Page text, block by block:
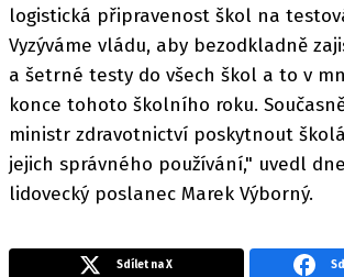
logistická připravenost škol na
Vyzýváme vládu, aby bezodkladně
a šetrné testy do všech škol a to v
konce tohoto školního roku.
ministr zdravotnictví poskytnout
jejich správného používání," uvedl
lidovecký poslanec Marek Výborný.
Sdílet na X